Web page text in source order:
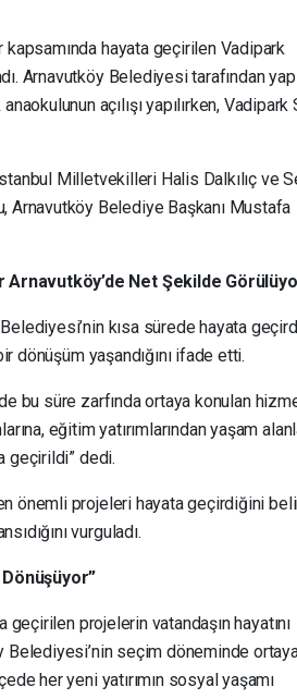
kapsamında hayata geçirilen Vadipark
Arnavutköy Belediyesi tarafından
açılışı yapılırken, Vadipark
Milletvekilleri Halis Dalkılıç ve
Arnavutköy Belediye Başkanı Mustafa
Arnavutköy’de Net Şekilde
kısa sürede hayata
dönüşüm yaşandığını ifade etti.
bu süre zarfında ortaya konulan
eğitim yatırımlarından yaşam
geçirildi” dedi.
önemli projeleri hayata geçirdiğini
vurguladı.
projelerin vatandaşın hayatını
seçim döneminde
her yeni yatırımın sosyal yaşamı